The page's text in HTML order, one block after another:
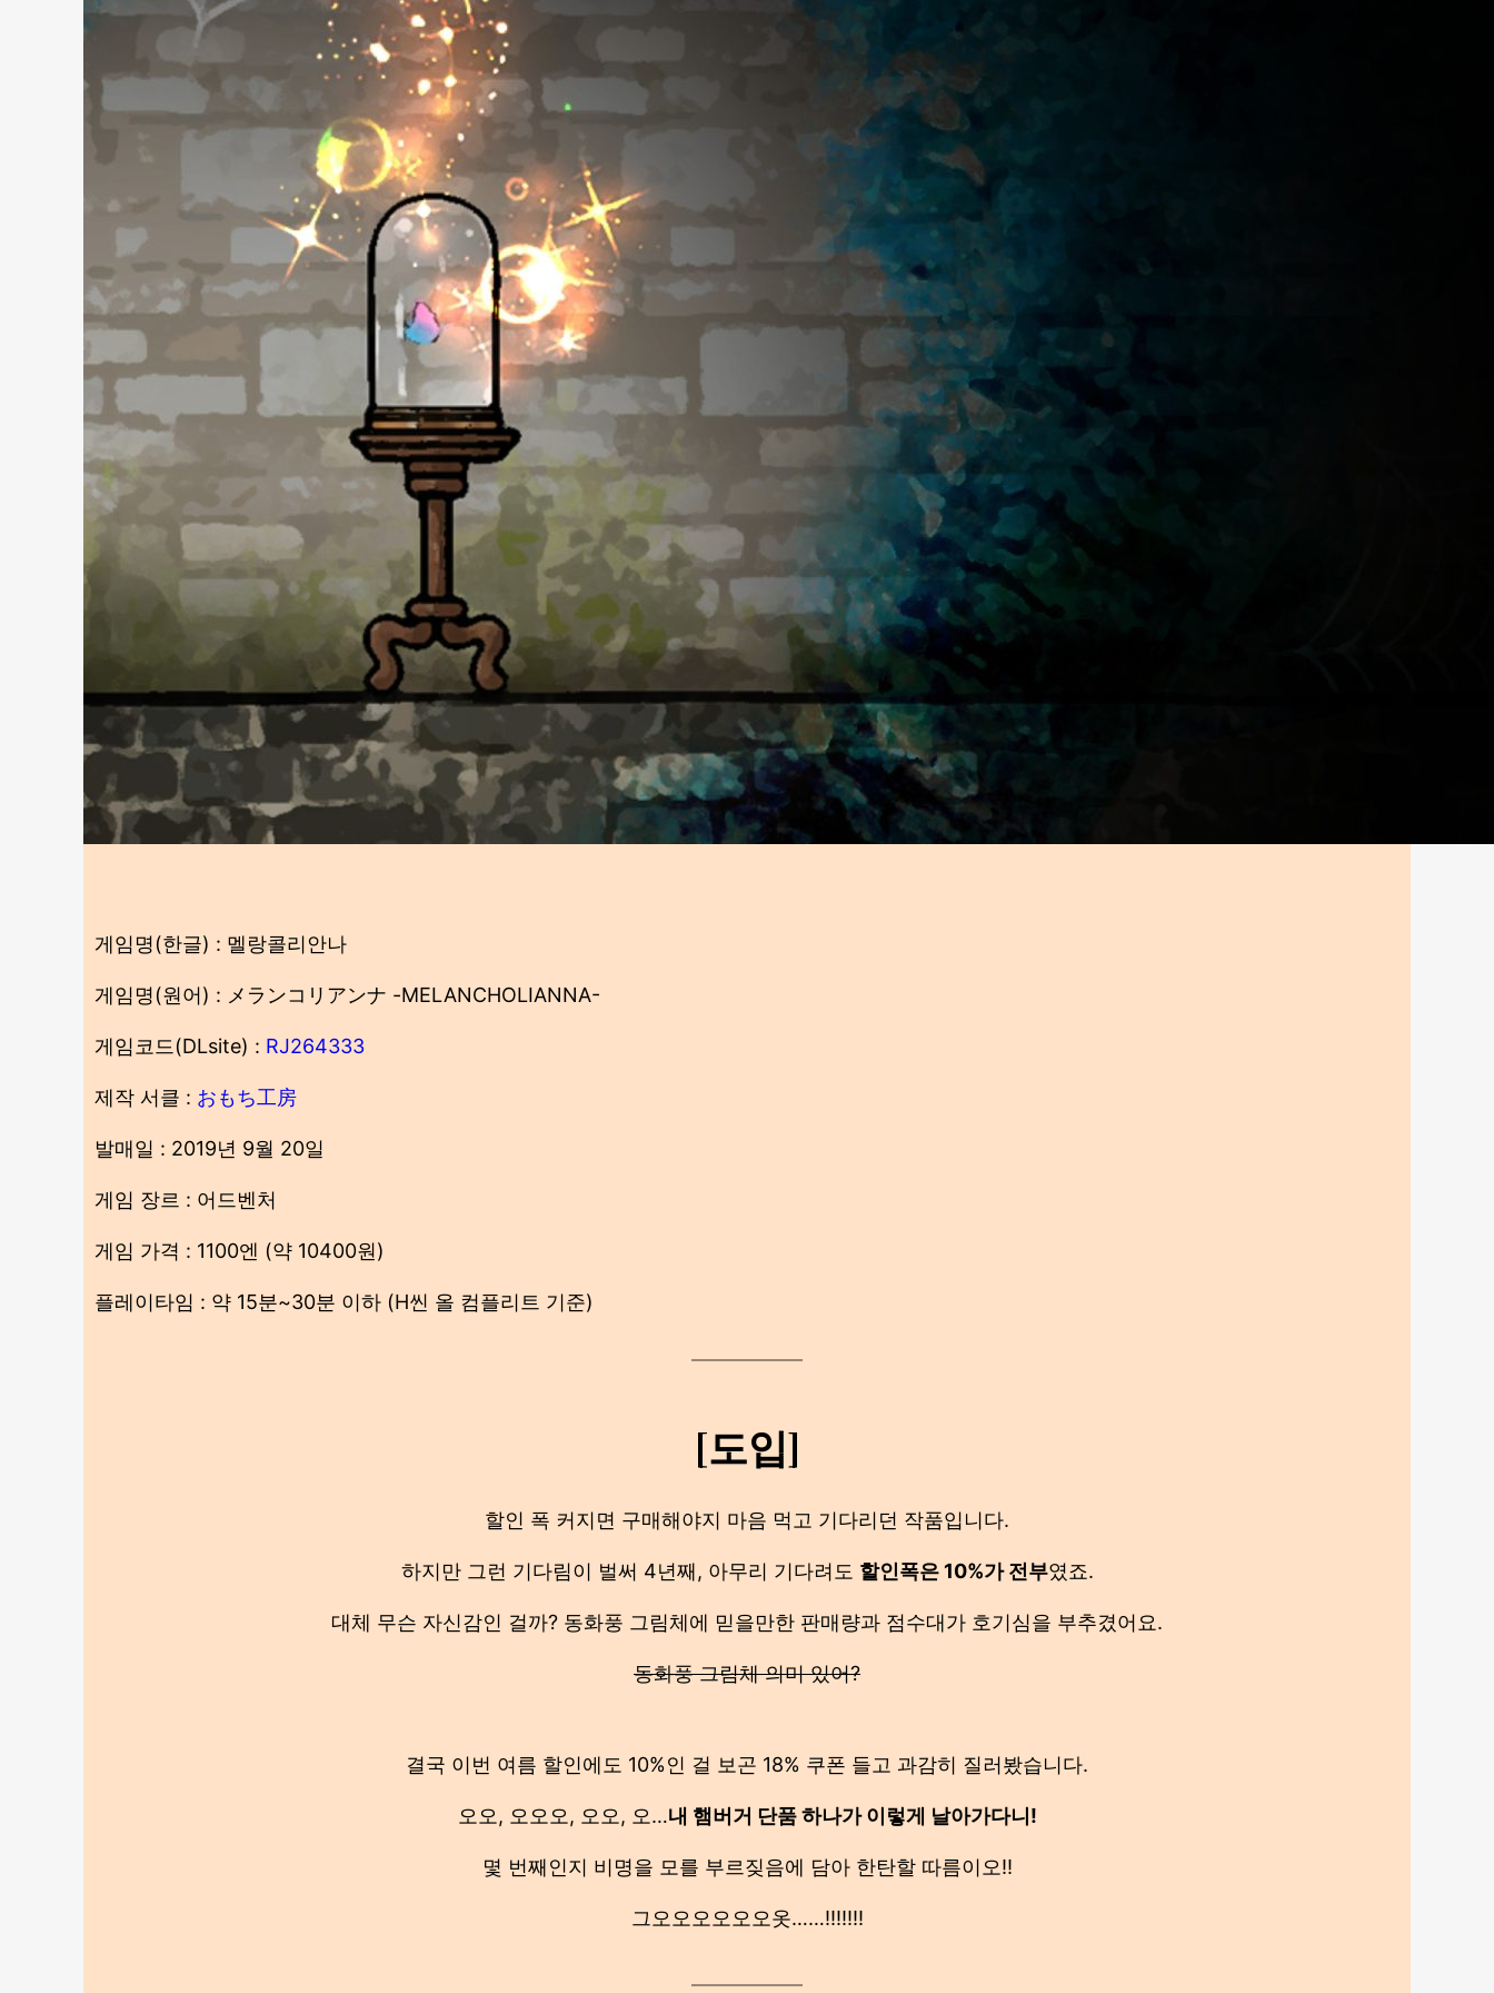
게임명(한글) : 멜랑콜리안나
게임명(원어) : メランコリアンナ -MELANCHOLIANNA-
게임코드(DLsite) : RJ264333
제작 서클 : おもち工房
발매일 : 2019년 9월 20일
게임 장르 : 어드벤처
게임 가격 : 1100엔 (약 10400원)
플레이타임 : 약 15분~30분 이하 (H씬 올 컴플리트 기준)
[도입]
할인 폭 커지면 구매해야지 마음 먹고 기다리던 작품입니다.
하지만 그런 기다림이 벌써 4년째, 아무리 기다려도 할인폭은 10%가 전부였죠.
대체 무슨 자신감인 걸까? 동화풍 그림체에 믿을만한 판매량과 점수대가 호기심을 부추겼어요.
동화풍 그림체 의미 있어?
결국 이번 여름 할인에도 10%인 걸 보곤 18% 쿠폰 들고 과감히 질러봤습니다.
오오, 오오오, 오오, 오…내 햄버거 단품 하나가 이렇게 날아가다니!
몇 번째인지 비명을 모를 부르짖음에 담아 한탄할 따름이오!!
그오오오오오오옷……!!!!!!!